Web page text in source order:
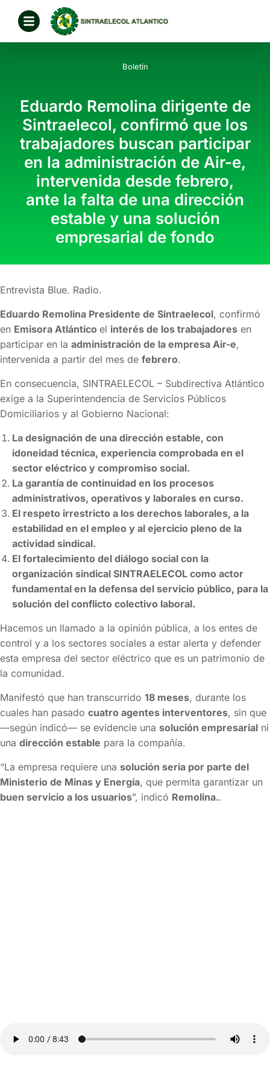
Boletín
Eduardo Remolina dirigente de
Sintraelecol, confirmó que los
trabajadores buscan participar
en la administración de Air-e,
intervenida desde febrero,
ante la falta de una dirección
estable y una solución
empresarial de fondo
Entrevista Blue. Radio.
Eduardo Remolina Presidente de Sintraelecol, confirmó
en Emisora Atlántico el interés de los trabajadores en
participar en la administración de la empresa Air-e,
intervenida a partir del mes de febrero.
En consecuencia, SINTRAELECOL – Subdirectiva Atlántico
exige a la Superintendencia de Servicios Públicos
Domiciliarios y al Gobierno Nacional:
La designación de una dirección estable, con
idoneidad técnica, experiencia comprobada en el
sector eléctrico y compromiso social.
La garantía de continuidad en los procesos
administrativos, operativos y laborales en curso.
El respeto irrestricto a los derechos laborales, a la
estabilidad en el empleo y al ejercicio pleno de la
actividad sindical.
El fortalecimiento del diálogo social con la
organización sindical SINTRAELECOL como actor
fundamental en la defensa del servicio público, para la
solución del conflicto colectivo laboral.
Hacemos un llamado a la opinión pública, a los entes de
control y a los sectores sociales a estar alerta y defender
esta empresa del sector eléctrico que es un patrimonio de
la comunidad.
Manifestó que han transcurrido 18 meses, durante los
cuales han pasado cuatro agentes interventores, sin que
—según indicó— se evidencie una solución empresarial ni
una dirección estable para la compañía.
“La empresa requiere una solución seria por parte del
Ministerio de Minas y Energía, que permita garantizar un
buen servicio a los usuarios”, indicó Remolina..